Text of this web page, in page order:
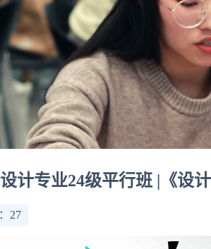
计专业24级平行班 |《设
27